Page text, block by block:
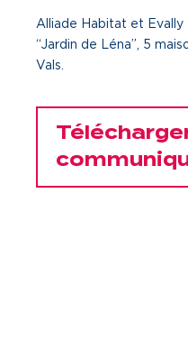
Vous
Innovation
Qui
Alliade Habitat et
“Jardin de Léna”, 5
Vals.